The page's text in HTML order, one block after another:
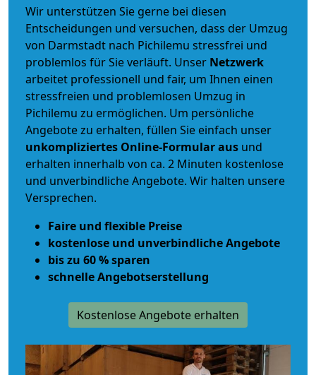
Wir unterstützen Sie gerne bei diesen
Entscheidungen und versuchen, dass der Umzug
von Darmstadt nach Pichilemu stressfrei und
problemlos für Sie verläuft. Unser Netzwerk
arbeitet professionell und fair, um Ihnen einen
stressfreien und problemlosen Umzug in
Pichilemu zu ermöglichen. Um persönliche
Angebote zu erhalten, füllen Sie einfach unser
unkompliziertes Online-Formular aus und
erhalten innerhalb von ca. 2 Minuten kostenlose
und unverbindliche Angebote. Wir halten unsere
Versprechen.
Faire und flexible Preise
kostenlose und unverbindliche Angebote
bis zu 60 % sparen
schnelle Angebotserstellung
Kostenlose Angebote erhalten